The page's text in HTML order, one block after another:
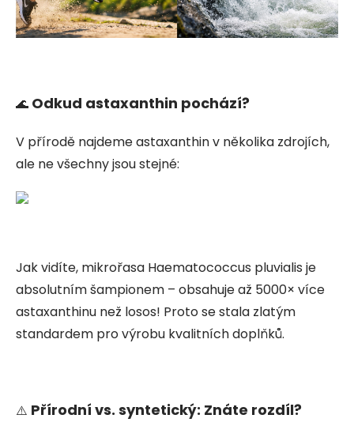
🌊 Odkud astaxanthin pochází?
V přírodě najdeme astaxanthin v několika zdrojích,
ale ne všechny jsou stejné:
Jak vidíte, mikrořasa Haematococcus pluvialis je
absolutním šampionem – obsahuje až 5000× více
astaxanthinu než losos! Proto se stala zlatým
standardem pro výrobu kvalitních doplňků.
⚠️ Přírodní vs. syntetický: Znáte rozdíl?